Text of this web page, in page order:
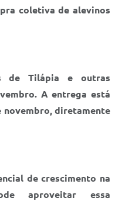
coletiva de alevinos
de Tilápia e outras
A entrega está
novembro, diretamente
de crescimento na
aproveitar essa